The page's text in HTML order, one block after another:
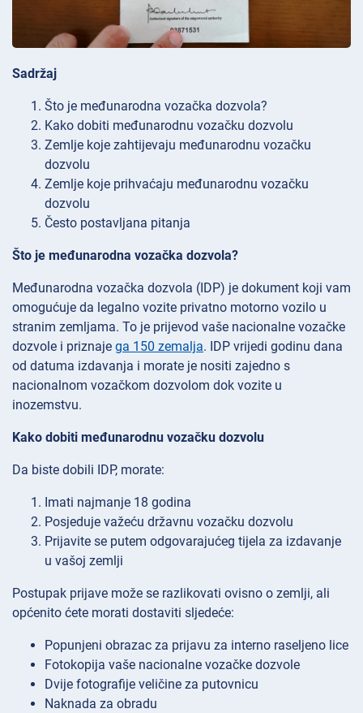
Sadržaj
Što je međunarodna vozačka dozvola?
Kako dobiti međunarodnu vozačku dozvolu
Zemlje koje zahtijevaju međunarodnu vozačku
dozvolu
Zemlje koje prihvaćaju međunarodnu vozačku
dozvolu
Često postavljana pitanja
Što je međunarodna vozačka dozvola?
Međunarodna vozačka dozvola (IDP) je dokument koji vam
omogućuje da legalno vozite privatno motorno vozilo u
stranim zemljama. To je prijevod vaše nacionalne vozačke
dozvole i priznaje ga 150 zemalja. IDP vrijedi godinu dana
od datuma izdavanja i morate je nositi zajedno s
nacionalnom vozačkom dozvolom dok vozite u
inozemstvu.
Kako dobiti međunarodnu vozačku dozvolu
Da biste dobili IDP, morate:
Imati najmanje 18 godina
Posjeduje važeću državnu vozačku dozvolu
Prijavite se putem odgovarajućeg tijela za izdavanje
u vašoj zemlji
Postupak prijave može se razlikovati ovisno o zemlji, ali
općenito ćete morati dostaviti sljedeće:
Popunjeni obrazac za prijavu za interno raseljeno lice
Fotokopija vaše nacionalne vozačke dozvole
Dvije fotografije veličine za putovnicu
Naknada za obradu